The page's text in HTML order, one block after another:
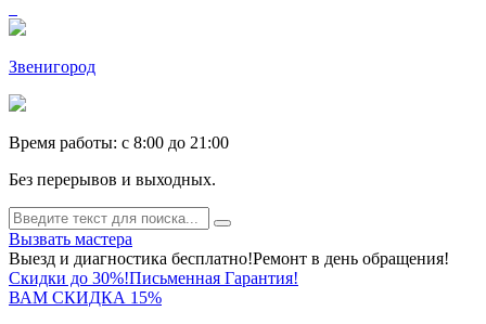
Звенигород
Время работы: c 8:00 до 21:00
Без перерывов и выходных.
Вызвать мастера
Выезд и диагностика бесплатно!Ремонт в день обращения!
Скидки до 30%!Письменная Гарантия!
ВАМ СКИДКА 15%